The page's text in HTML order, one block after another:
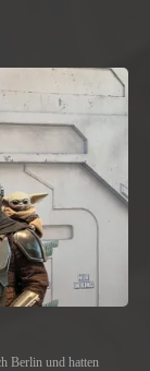
Berlin und hatten